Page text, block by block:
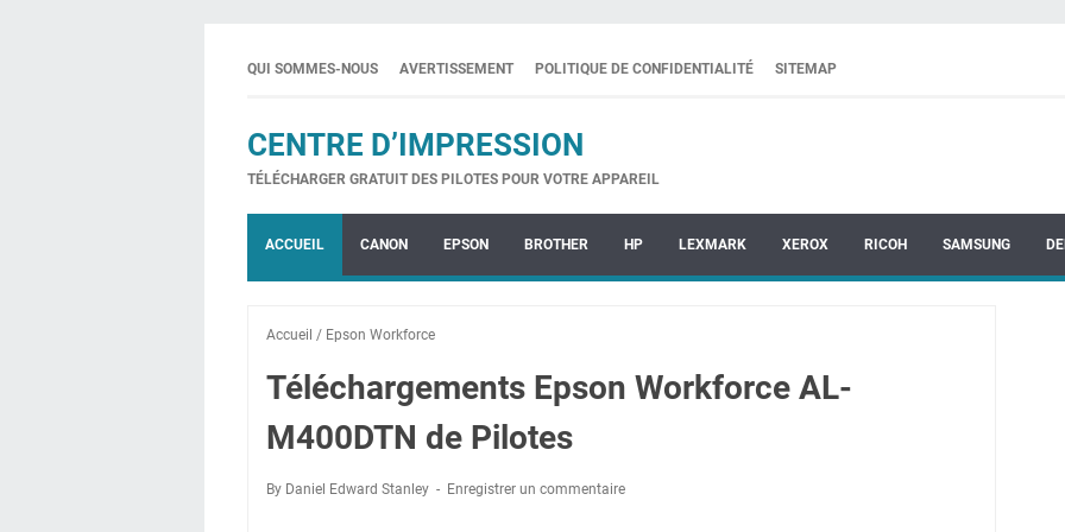
QUI SOMMES-NOUS AVERTISSEMENT POLITIQUE DE CONFIDENTIALITÉ SITEMAP
CENTRE D’IMPRESSION
TÉLÉCHARGER GRATUIT DES PILOTES POUR VOTRE APPAREIL
ACCUEIL CANON EPSON BROTHER HP LEXMARK XEROX RICOH SAMSUNG
Accueil / Epson Workforce
Téléchargements Epson Workforce AL-
M400DTN de Pilotes
By Daniel Edward Stanley Enregistrer un commentaire